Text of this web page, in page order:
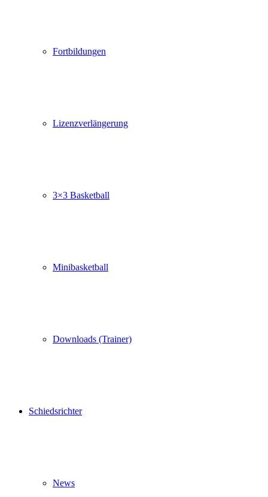
Fortbildungen
Lizenzverlängerung
3×3 Basketball
Minibasketball
Downloads (Trainer)
Schiedsrichter
News